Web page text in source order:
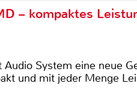
– kompaktes
System eine neue
und mit jeder Menge